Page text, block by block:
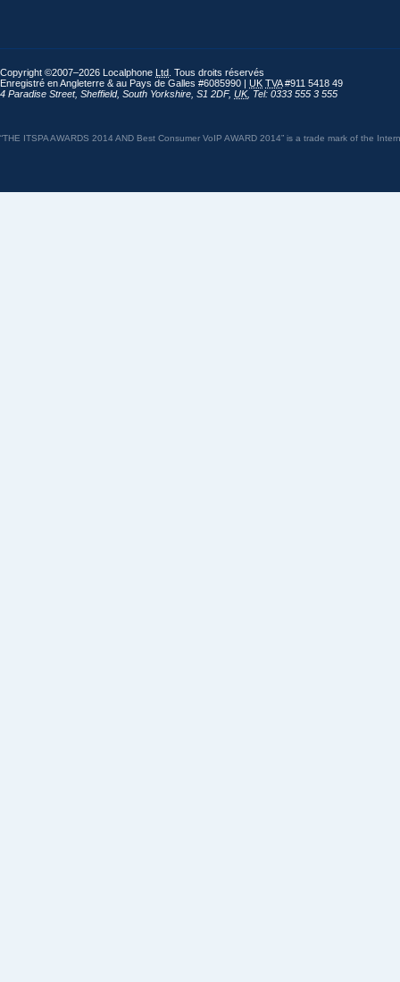
Copyright ©2007–2026 Localphone Ltd . Tous droits réservés
Enregistré en Angleterre & au Pays de Galles #6085990 | UK TVA#911 5418 49
4 Paradise Street, Sheffield, South Yorkshire S1 2DF, UK, Tel: 0333 555 3 555
“THE ITSPA AWARDS 2014 AND Best Consumer VoIP AWARD 2014” is a trade mark of the